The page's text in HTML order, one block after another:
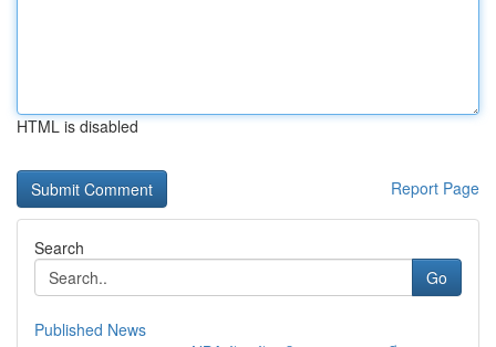
HTML is disabled
Report Page
Search
Go
Published News